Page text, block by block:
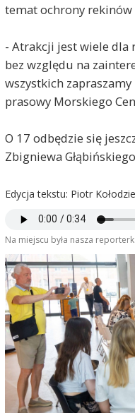
temat ochrony
- Atrakcji jest wiele dla
bez względu na
wszystkich
prasowy Morskiego
O 17 odbędzie się
Zbigniewa
Edycja tekstu: Piotr
Na miejscu była nasza